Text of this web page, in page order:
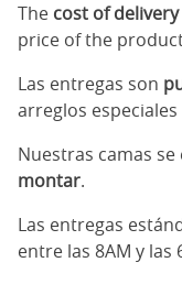
The cost of delivery
price of the
Las entregas son
arreglos
Nuestras camas
montar.
Las entregas
entre las 8AM y las